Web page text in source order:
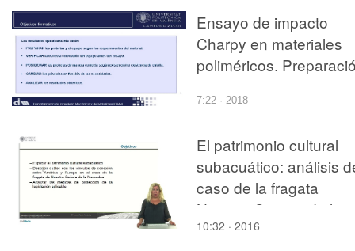
Ensayo de impacto
Charpy en materiales
poliméricos.
de muestra y
del ensayo
7:22 · 2018
El patrimonio cultural
subacuático: análisis
caso de la fragata
Nuestra Señora de las
Mercedes y el conflicto
10:32 · 2016